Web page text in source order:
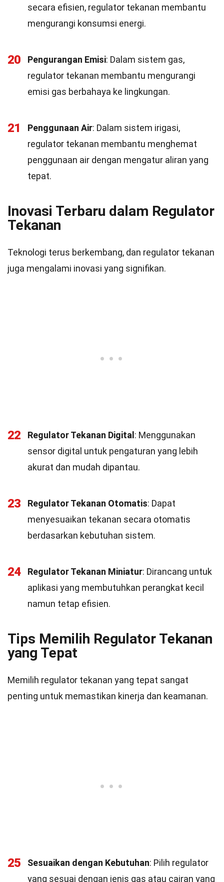
secara efisien, regulator tekanan membantu
mengurangi konsumsi energi.
20 Pengurangan Emisi: Dalam sistem gas,
regulator tekanan membantu mengurangi
emisi gas berbahaya ke lingkungan.
21 Penggunaan Air: Dalam sistem irigasi,
regulator tekanan membantu menghemat
penggunaan air dengan mengatur aliran yang
tepat.
Inovasi Terbaru dalam Regulator
Tekanan
Teknologi terus berkembang, dan regulator tekanan
juga mengalami inovasi yang signifikan.
22 Regulator Tekanan Digital : Menggunakan
sensor digital untuk pengaturan yang lebih
akurat dan mudah dipantau.
23 Regulator Tekanan Otomatis: Dapat
menyesuaikan tekanan secara otomatis
berdasarkan kebutuhan sistem.
24 Regulator Tekanan Miniatur: Dirancang untuk
aplikasi yang membutuhkan perangkat kecil
namun tetap efisien.
Tips Memilih Regulator Tekanan
yang Tepat
Memilih regulator tekanan yang tepat sangat
penting untuk memastikan kinerja dan keamanan.
25 Sesuaikan dengan Kebutuhan: Pilih regulator
yang sesuai dengan jenis gas atau cairan yang